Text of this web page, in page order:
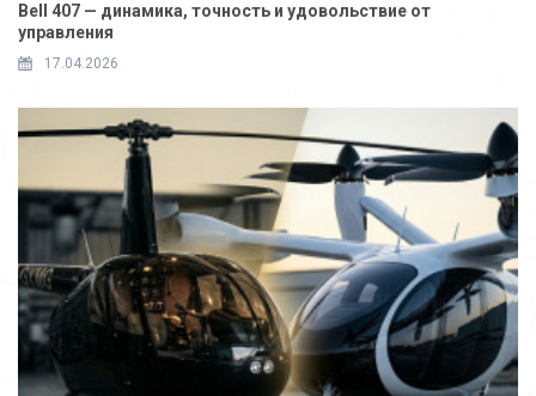
Bell 407 — динамика, точность и удовольствие от
управления
17.04.2026